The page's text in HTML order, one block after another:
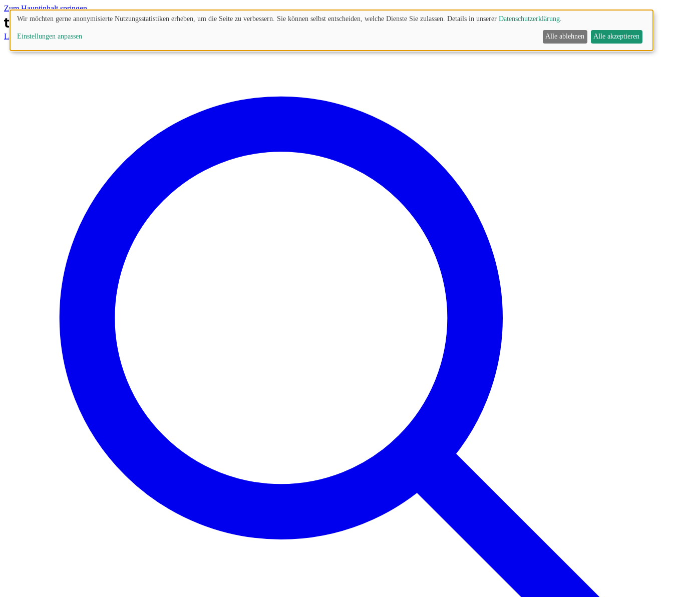
Zum Hauptinhalt springen
LösungenProzesseFunktionen
Wir möchten gerne anonymisierte Nutzungsstatistiken erheben, um die Seite zu verbessern. Sie können selbst entscheiden, welche Dienste Sie zulassen. Details in unserer Datenschutzerklärung
Einstellungen anpassen Alle ablehnen Alle akzeptieren